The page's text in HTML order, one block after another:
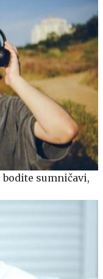
sumničavi,